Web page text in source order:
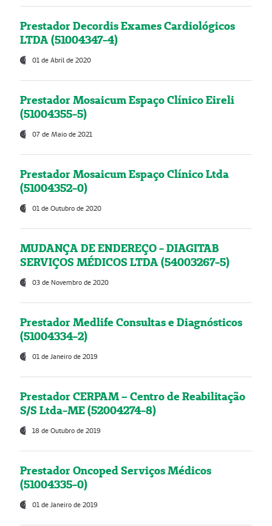
Prestador Decordis Exames Cardiológicos
LTDA (51004347-4)
01 de Abril de 2020
Prestador Mosaicum Espaço Clínico Eireli
(51004355-5)
07 de Maio de 2021
Prestador Mosaicum Espaço Clínico Ltda
(51004352-0)
01 de Outubro de 2020
MUDANÇA DE ENDEREÇO - DIAGITAB
SERVIÇOS MÉDICOS LTDA (54003267-5)
03 de Novembro de 2020
Prestador Medlife Consultas e Diagnósticos
(51004334-2)
01 de Janeiro de 2019
Prestador CERPAM – Centro de Reabilitação
S/S Ltda-ME (52004274-8)
18 de Outubro de 2019
Prestador Oncoped Serviços Médicos
(51004335-0)
01 de Janeiro de 2019